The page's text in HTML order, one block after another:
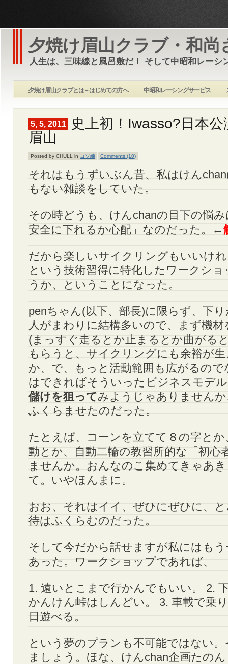
夕焼け眉山クラブ・和尚
人生は、三味線と風呂敷だ！ そして中昭和レーシ
夕焼け眉山クラブとは – はじめての方へ 中昭和レーシングサービス
5, 5, 2011
史上初！Iwasso?日本
眉山
Posted by CHULL in コソ練 Comments (10)
それはもうずいぶん昔、私はけん
もない雑談をしていた。
その時どうも、けんchanの目下の悩
安全に下れるか心配」なのだった。←
だから楽しいサイクリングもいいけ
という技術習得に特化したワークシ
うか、ということになった。
penちゃん(以下、部長)に限らず、下
人がまわりに結構多いので、まず機
(まっすぐ走るとか止まるとか曲がる
もらうと、サイクリングにも余裕が
か、で、もっと活動範囲も広がるの
はできればそういったビジネスモデ
儲けを狙ってみようじゃありません
ふくらませたのだった。
たとえば、コーンを立てて８の字と
動とか、自動二輪の教習所的な「初心
ませんか。おんなのこ集めてきゃあ
て。いやほんまに。
おお、それはイイ、ぜひにぜひに、
待はふくらむのだった。
そして今だから話せますが私にはも
あった。ワークショップであれば、
1. 遠いとこまで行かんでもいい。 2.
かんけん峠はしんどい。 3. 車載で乗
日遊べる。
という夢のプランも不可能ではない。
ましょう。ほな、けんchan企画たの